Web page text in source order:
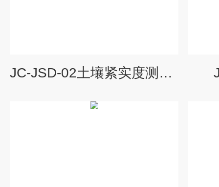
JC-JSD-02土壤紧实度测量仪